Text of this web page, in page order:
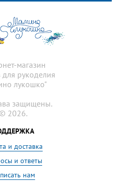
магазин
для рукоделия
лукошко"
защищены.
© 2026.
и доставка
и ответы
нам